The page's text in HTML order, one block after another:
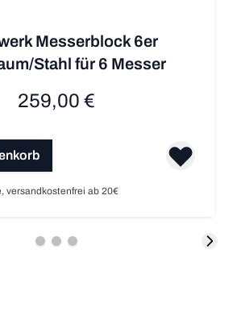
Messerblock 6er
Stahl für 6 Messer
259,00 €
versandkostenfrei ab 20€